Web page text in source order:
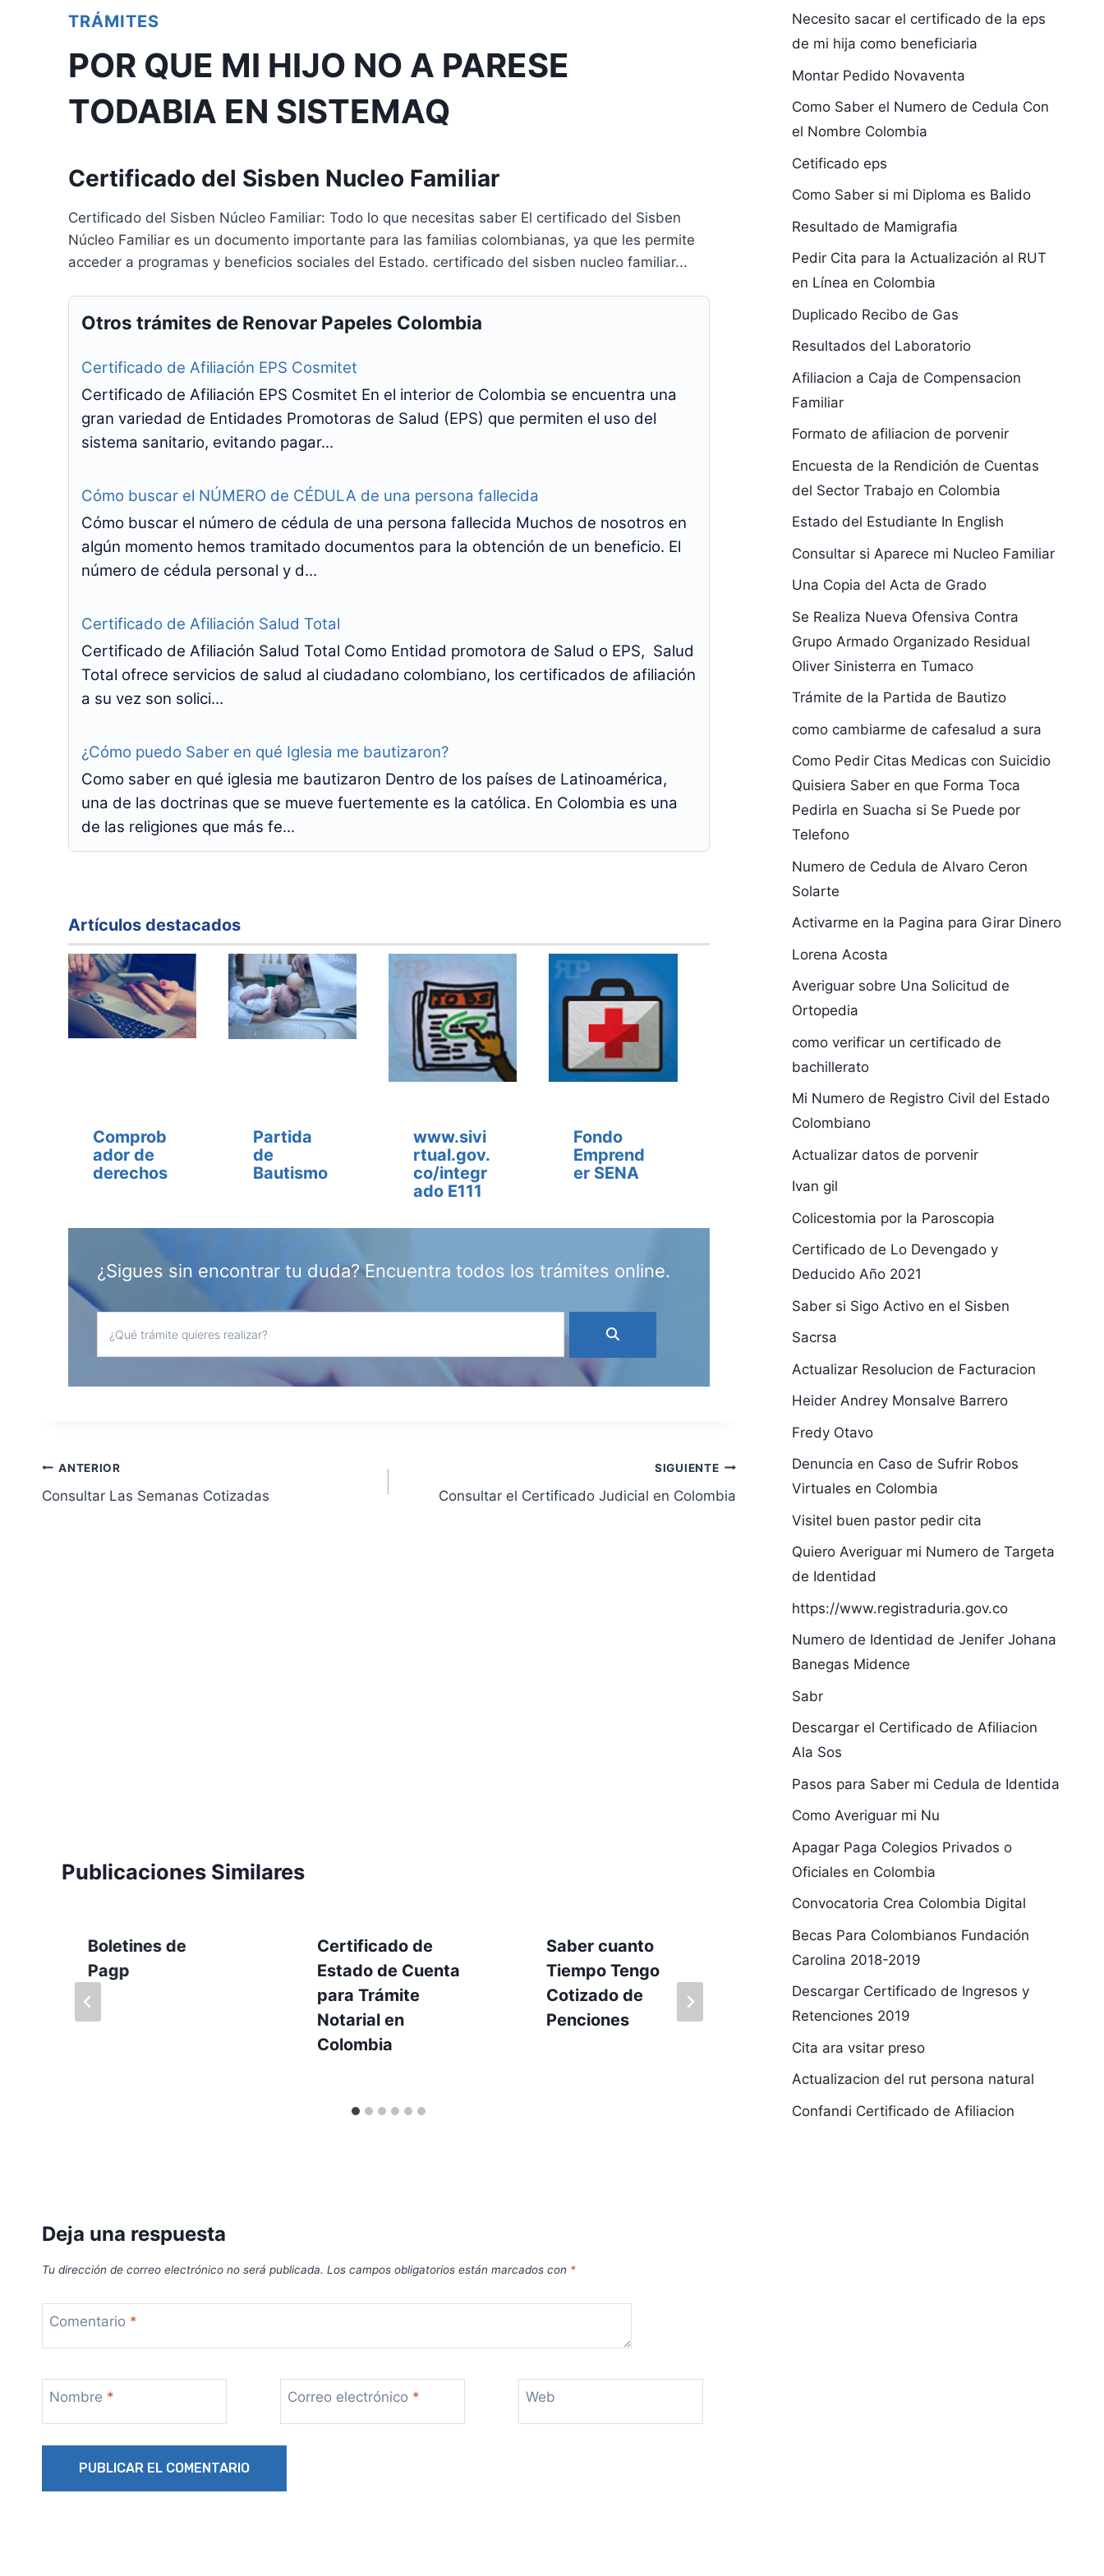
TRÁMITES
POR QUE MI HIJO NO A PARESE
TODABIA EN SISTEMAQ
Certificado del Sisben Nucleo Familiar
Certificado del Sisben Núcleo Familiar: Todo lo que necesitas saber El certificado del Sisben
Núcleo Familiar es un documento importante para las familias colombianas, ya que les permite
acceder a programas y beneficios sociales del Estado. certificado del sisben nucleo familiar...
Otros trámites de Renovar Papeles Colombia
Certificado de Afiliación EPS Cosmitet
Certificado de Afiliación EPS Cosmitet En el interior de Colombia se encuentra una
gran variedad de Entidades Promotoras de Salud (EPS) que permiten el uso del
sistema sanitario, evitando pagar...
Cómo buscar el NÚMERO de CÉDULA de una persona fallecida
Cómo buscar el número de cédula de una persona fallecida Muchos de nosotros en
algún momento hemos tramitado documentos para la obtención de un beneficio. El
número de cédula personal y d...
Certificado de Afiliación Salud Total
Certificado de Afiliación Salud Total Como Entidad promotora de Salud o EPS, Salud
Total ofrece servicios de salud al ciudadano colombiano, los certificados de afiliación
a su vez son solici...
¿Cómo puedo Saber en qué Iglesia me bautizaron?
Como saber en qué iglesia me bautizaron Dentro de los países de Latinoamérica,
una de las doctrinas que se mueve fuertemente es la católica. En Colombia es una
de las religiones que más fe...
Artículos destacados
Comprob
ador de
derechos
Partida
de
Bautismo
www.sivi
rtual.gov.
co/integr
ado E111
Fondo
Emprend
er SENA
¿Sigues sin encontrar tu duda? Encuentra todos los trámites online.
Navegación
de
ANTERIOR
Consultar Las Semanas Cotizadas
SIGUIENTE
Consultar el Certificado Judicial en Colombia
Publicaciones Similares
Boletines de
Pagp
Certificado de
Estado de Cuenta
para Trámite
Notarial en
Colombia
Saber cuanto
Tiempo Tengo
Cotizado de
Penciones
Caja Copi Eps
Barranquilla
Certificado
Diego
Deja una respuesta
Tu dirección de correo electrónico no será publicada. Los campos obligatorios están marcados con *
Comentario *
Nombre * Correo electrónico * Web
Necesito sacar el certificado de la eps
de mi hija como beneficiaria
Montar Pedido Novaventa
Como Saber el Numero de Cedula Con
el Nombre Colombia
Cetificado eps
Como Saber si mi Diploma es Balido
Resultado de Mamigrafia
Pedir Cita para la Actualización al RUT
en Línea en Colombia
Duplicado Recibo de Gas
Resultados del Laboratorio
Afiliacion a Caja de Compensacion
Familiar
Formato de afiliacion de porvenir
Encuesta de la Rendición de Cuentas
del Sector Trabajo en Colombia
Estado del Estudiante In English
Consultar si Aparece mi Nucleo Familiar
Una Copia del Acta de Grado
Se Realiza Nueva Ofensiva Contra
Grupo Armado Organizado Residual
Oliver Sinisterra en Tumaco
Trámite de la Partida de Bautizo
como cambiarme de cafesalud a sura
Como Pedir Citas Medicas con Suicidio
Quisiera Saber en que Forma Toca
Pedirla en Suacha si Se Puede por
Telefono
Numero de Cedula de Alvaro Ceron
Solarte
Activarme en la Pagina para Girar Dinero
Lorena Acosta
Averiguar sobre Una Solicitud de
Ortopedia
como verificar un certificado de
bachillerato
Mi Numero de Registro Civil del Estado
Colombiano
Actualizar datos de porvenir
Ivan gil
Colicestomia por la Paroscopia
Certificado de Lo Devengado y
Deducido Año 2021
Saber si Sigo Activo en el Sisben
Sacrsa
Actualizar Resolucion de Facturacion
Heider Andrey Monsalve Barrero
Fredy Otavo
Denuncia en Caso de Sufrir Robos
Virtuales en Colombia
Visitel buen pastor pedir cita
Quiero Averiguar mi Numero de Targeta
de Identidad
https://www.registraduria.gov.co
Numero de Identidad de Jenifer Johana
Banegas Midence
Sabr
Descargar el Certificado de Afiliacion
Ala Sos
Pasos para Saber mi Cedula de Identida
Como Averiguar mi Nu
Apagar Paga Colegios Privados o
Oficiales en Colombia
Convocatoria Crea Colombia Digital
Becas Para Colombianos Fundación
Carolina 2018-2019
Descargar Certificado de Ingresos y
Retenciones 2019
Cita ara vsitar preso
Actualizacion del rut persona natural
Confandi Certificado de Afiliacion